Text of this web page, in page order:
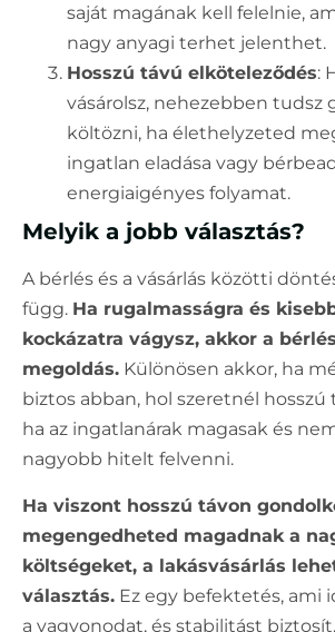
saját magának kell felelnie,
nagy anyagi terhet jelenthet.
Hosszú távú elköteleződés:
vásárolsz, nehezebben tudsz
költözni, ha élethelyzeted
ingatlan eladása vagy
energiaigényes folyamat.
Melyik a jobb választás?
A bérlés és a vásárlás közötti
függ. Ha rugalmasságra és
kockázatra vágysz, akkor a
megoldás. Különösen akkor, ha
biztos abban, hol szeretnél hosszú
ha az ingatlanárak magasak és
nagyobb hitelt felvenni.
Ha viszont hosszú távon
megengedheted magadnak a
költségeket, a lakásvásárlás
választás. Ez egy befektetés, ami
a vagyonodat, és stabilitást biztosít.